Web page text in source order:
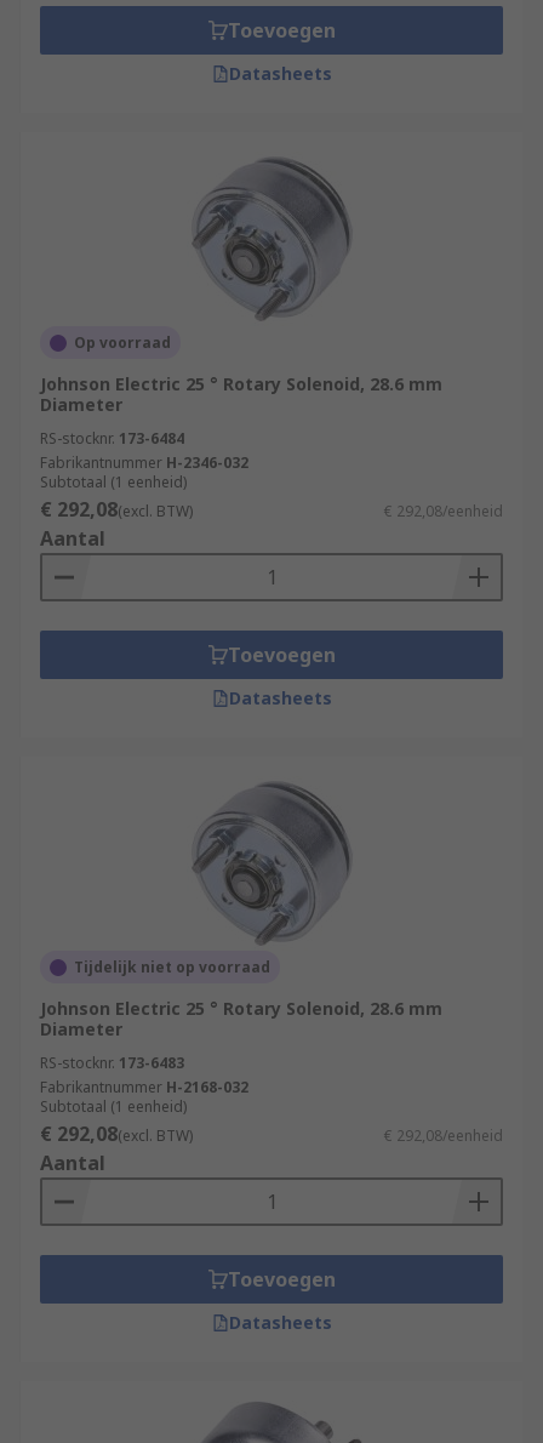
use in defence, but are nowadays often found in
industrial machinery such as lasers and shutters,
as they're more robust than other types of
Toevoegen
Datasheets
Op voorraad
Johnson Electric 25 ° Rotary Solenoid, 28.6 mm
Diameter
RS-stocknr. 173-6484
Fabrikantnummer H-2346-032
Subtotaal (1 eenheid)
€ 292,08(excl. BTW) € 292,08/eenheid
Aantal
Toevoegen
Datasheets
Tijdelijk niet op voorraad
Johnson Electric 25 ° Rotary Solenoid, 28.6 mm
Diameter
RS-stocknr. 173-6483
Fabrikantnummer H-2168-032
Subtotaal (1 eenheid)
€ 292,08(excl. BTW) € 292,08/eenheid
Aantal
Toevoegen
Datasheets